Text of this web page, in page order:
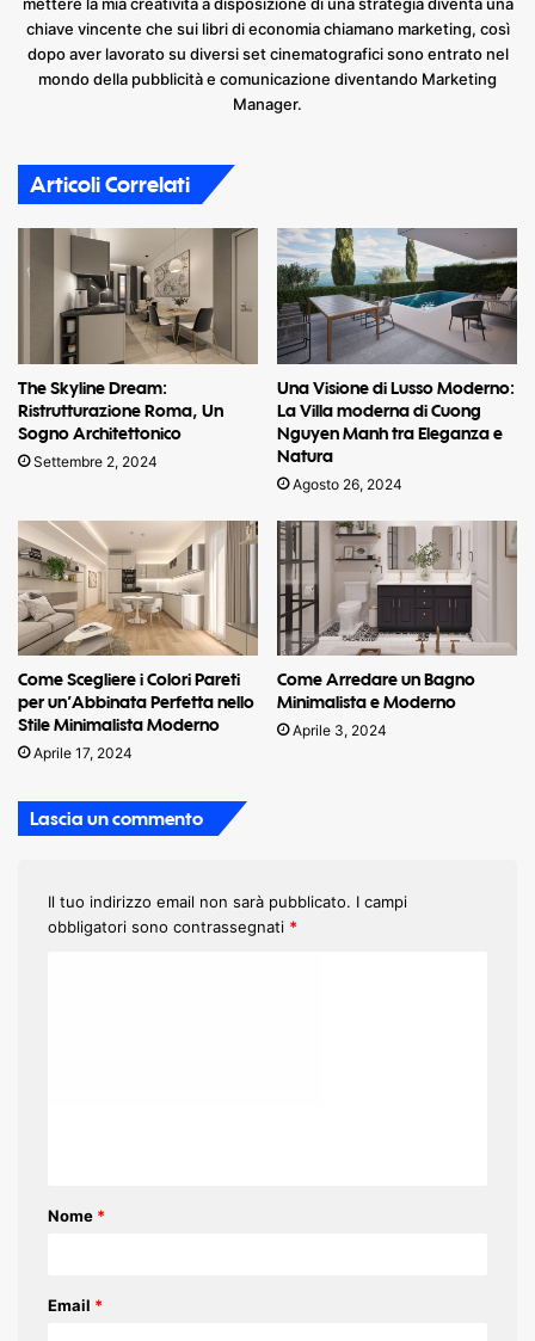
chiave vincente che sui libri di economia chiamano marketing, così
dopo aver lavorato su diversi set cinematografici sono entrato nel
mondo della pubblicità e comunicazione diventando Marketing
Manager.
Articoli Correlati
The Skyline Dream:
Ristrutturazione Roma, Un
Sogno Architettonico
Settembre 2, 2024
Una Visione di Lusso Moderno:
La Villa moderna di Cuong
Nguyen Manh tra Eleganza e
Natura
Agosto 26, 2024
Come Scegliere i Colori Pareti
per un’Abbinata Perfetta nello
Stile Minimalista Moderno
Aprile 17, 2024
Come Arredare un Bagno
Minimalista e Moderno
Aprile 3, 2024
Lascia un commento
Il tuo indirizzo email non sarà pubblicato. I campi
obbligatori sono contrassegnati *
o
Nome *
Email *